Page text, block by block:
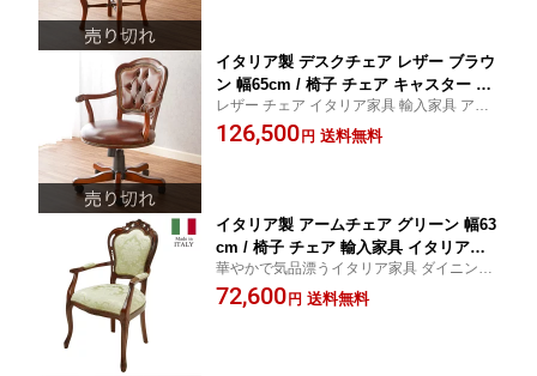
イタリア製 デスクチェア レザー ブラウ
ン 幅65cm / 椅子 チェア キャスター キ
ャスター付き アームチェア オフィスチ
ェア ダイニングチェア レザー 本革 茶
レザー チェア イタリア家具 輸入家具 アン
ティーク スタイル
126,500円 送料無料
イタリア製 アームチェア グリーン 幅63
cm / 椅子 チェア 輸入家具 イタリア家
具 高級 猫脚 完成品 クラシック アンテ
ィーク風 ダイニングチェア
華やかで気品漂うイタリア家具 ダイニング
チェア 猫脚 輸入家具 イタリア アンティー
ク スタイル
72,600円 送料無料